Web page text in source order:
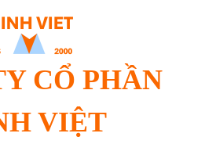
CỔ PHẦN
VIỆT